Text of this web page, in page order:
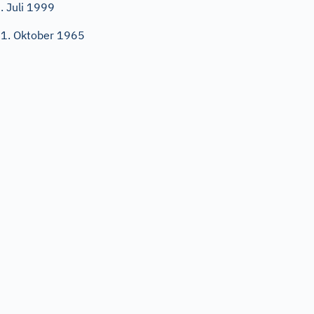
Juli 1999
Oktober 1965